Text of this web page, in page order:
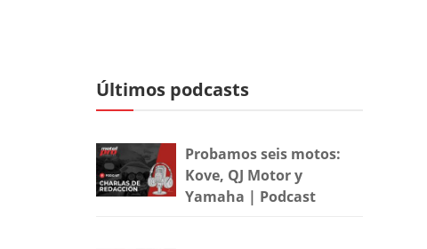
Últimos podcasts
Probamos seis motos:
Kove, QJ Motor y
Yamaha | Podcast